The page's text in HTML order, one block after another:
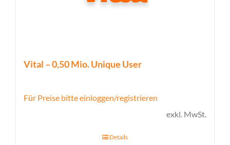
Vital – 0,50 Mio. Unique User
Für Preise bitte einloggen/registrieren
exkl. MwSt.
Details